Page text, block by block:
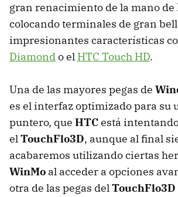
gran renacimiento de la mano de
colocando terminales de gran
impresionantes características
Diamondo el HTC Touch HD.
Una de las mayores pegas de
es el interfaz optimizado para su
puntero, que HTCestá
elTouchFlo3D, aunque al final
acabaremos utilizando ciertas
WinMo al acceder a opciones
otra de las pegas delTouchFlo3D